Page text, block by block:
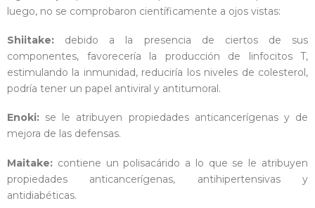
luego, no se comprobaron científicamente a ojos vistas:
Shiitake: debido a la presencia de ciertos de sus
componentes, favorecería la producción de linfocitos T,
estimulando la inmunidad, reduciría los niveles de colesterol,
podría tener un papel antiviral y antitumoral.
Enoki: se le atribuyen propiedades anticancerígenas y de
mejora de las defensas.
Maitake: contiene un polisacárido a lo que se le atribuyen
propiedades anticancerígenas, antihipertensivas y
antidiabéticas.